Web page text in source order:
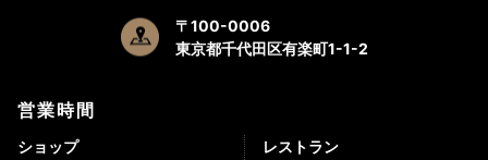
〒100-0006
東京都千代田区有楽町1-1-2
営業時間
ショップ レストラン